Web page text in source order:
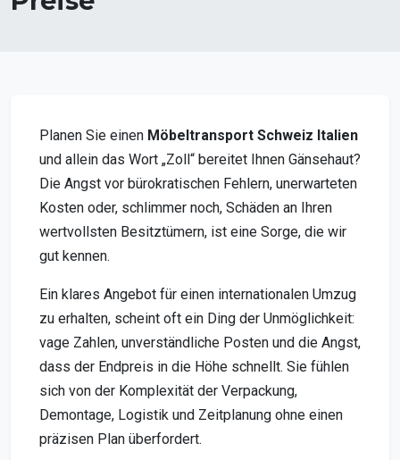
Planen Sie einen Möbeltransport Schweiz Italien
und allein das Wort „Zoll“ bereitet Ihnen Gänsehaut?
Die Angst vor bürokratischen Fehlern, unerwarteten
Kosten oder, schlimmer noch, Schäden an Ihren
wertvollsten Besitztümern, ist eine Sorge, die wir
gut kennen.
Ein klares Angebot für einen internationalen Umzug
zu erhalten, scheint oft ein Ding der Unmöglichkeit:
vage Zahlen, unverständliche Posten und die Angst,
dass der Endpreis in die Höhe schnellt. Sie fühlen
sich von der Komplexität der Verpackung,
Demontage, Logistik und Zeitplanung ohne einen
präzisen Plan überfordert.